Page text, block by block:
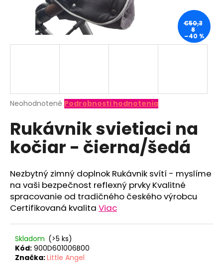
Priemerné
produktu
je
0,0
hviezdičiek.
Neohodnotené Podrobnosti hodnotenia
Rukávnik svietiaci na
kočiar - čierna/šedá
Nezbytný zimný doplnok Rukávnik svítí - myslíme
na vaši bezpečnost reflexný prvky Kvalitné
spracovanie od tradičného českého výrobcu
Certifikovaná kvalita Viac
Skladom (>5 ks)
Kód: 900D601006B00
Značka:Little Angel
€50,3
8
–40 %
d
p
o
r
ú
č
a
m
e